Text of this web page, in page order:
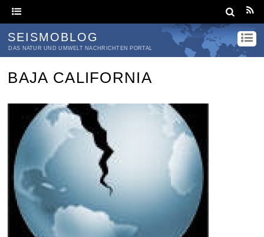
SEISMOBLOG
DAS NATUR UND UMWELT NACHRICHTEN PORTAL
BAJA CALIFORNIA